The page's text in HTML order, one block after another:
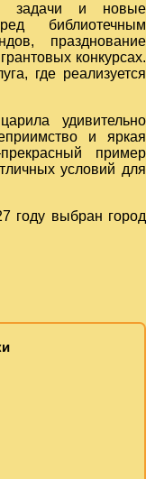
задачи и новые
библиотечным
празднование
конкурсах.
где реализуется
удивительно
и яркая
пример
условий для
году выбран город